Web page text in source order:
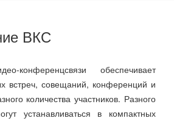
ВКС
конференцсвязи обеспечивает
встреч, совещаний, конференций и
количества участников. Разного
устанавливаться в компактных